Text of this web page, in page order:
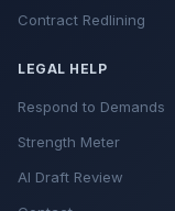
Contract Redlining
LEGAL HELP
Respond to Demands
Strength Meter
AI Draft Review